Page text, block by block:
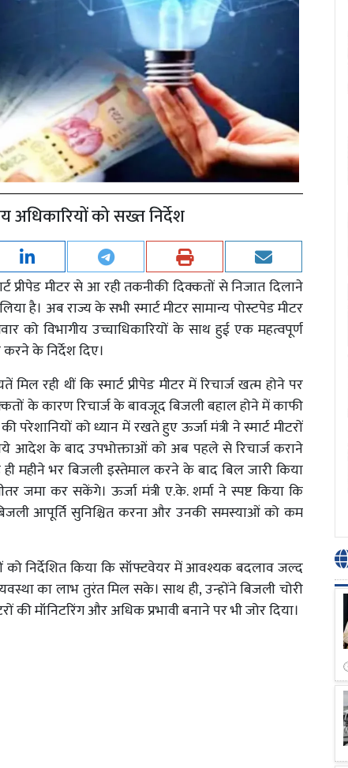
को सख्त निर्देश
प्रीपेड मीटर से आ रही तकनीकी दिक्कतों से निजात दिलाने
है। अब राज्य के सभी स्मार्ट मीटर सामान्य पोस्टपेड मीटर
को विभागीय उच्चाधिकारियों के साथ हुई एक महत्वपूर्ण
के निर्देश दिए।
रही थीं कि स्मार्ट प्रीपेड मीटर में रिचार्ज खत्म होने पर
के कारण रिचार्ज के बावजूद बिजली बहाल होने में काफी
को ध्यान में रखते हुए ऊर्जा मंत्री ने स्मार्ट मीटरों
आदेश के बाद उपभोक्ताओं को अब पहले से रिचार्ज कराने
ही महीने भर बिजली इस्तेमाल करने के बाद बिल जारी किया
जमा कर सकेंगे। ऊर्जा मंत्री ए.के. शर्मा ने स्पष्ट किया कि
आपूर्ति सुनिश्चित करना और उनकी समस्याओं को कम
को निर्देशित किया कि सॉफ्टवेयर में आवश्यक बदलाव जल्द
का लाभ तुरंत मिल सके। साथ ही, उन्होंने बिजली चोरी
मॉनिटरिंग और अधिक प्रभावी बनाने पर भी जोर दिया।